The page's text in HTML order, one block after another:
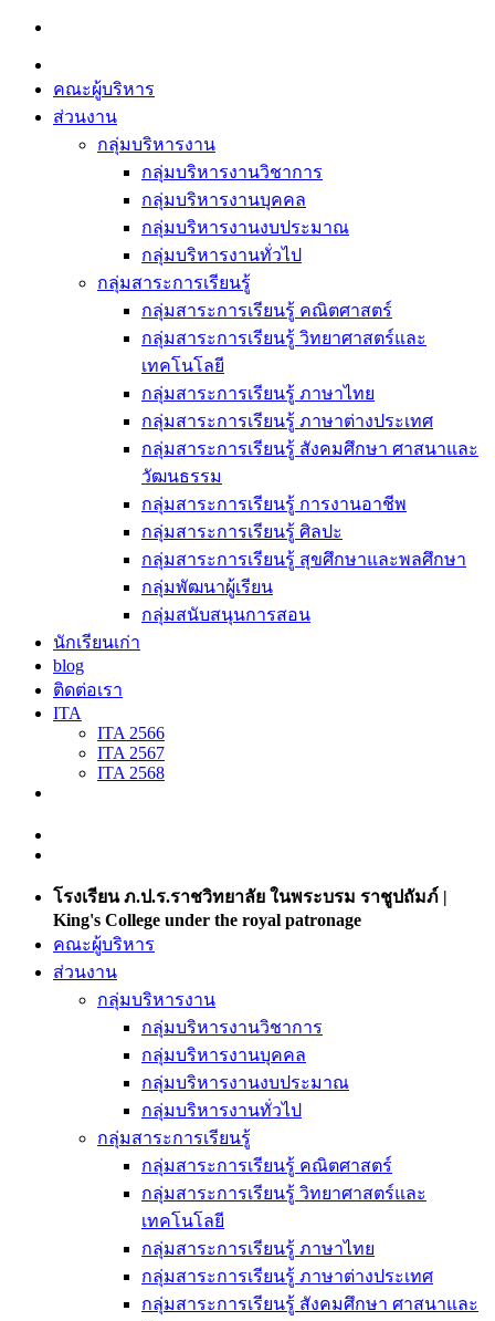
Skip
content
คณะผู้บริหาร
ส่วนงาน
กลุ่มบริหารงาน
กลุ่มบริหารงานวิชาการ
กลุ่มบริหารงานบุคคล
กลุ่มบริหารงานงบประมาณ
กลุ่มบริหารงานทั่วไป
กลุ่มสาระการเรียนรู้
กลุ่มสาระการเรียนรู้ คณิตศาสตร์
กลุ่มสาระการเรียนรู้ วิทยาศาสตร์และ
เทคโนโลยี
กลุ่มสาระการเรียนรู้ ภาษาไทย
กลุ่มสาระการเรียนรู้ ภาษาต่างประเทศ
กลุ่มสาระการเรียนรู้ สังคมศึกษา ศาสนาและ
วัฒนธรรม
กลุ่มสาระการเรียนรู้ การงานอาชีพ
กลุ่มสาระการเรียนรู้ ศิลปะ
กลุ่มสาระการเรียนรู้ สุขศึกษาและพลศึกษา
กลุ่มพัฒนาผู้เรียน
กลุ่มสนับสนุนการสอน
นักเรียนเก่า
blog
ติดต่อเรา
ITA
ITA 2566
ITA 2567
ITA 2568
โรงเรียน ภ.ป.ร.ราชวิทยาลัย ในพระบรม ราชูปถัมภ์ |
King's College under the royal patronage
คณะผู้บริหาร
ส่วนงาน
กลุ่มบริหารงาน
กลุ่มบริหารงานวิชาการ
กลุ่มบริหารงานบุคคล
กลุ่มบริหารงานงบประมาณ
กลุ่มบริหารงานทั่วไป
กลุ่มสาระการเรียนรู้
กลุ่มสาระการเรียนรู้ คณิตศาสตร์
กลุ่มสาระการเรียนรู้ วิทยาศาสตร์และ
เทคโนโลยี
กลุ่มสาระการเรียนรู้ ภาษาไทย
กลุ่มสาระการเรียนรู้ ภาษาต่างประเทศ
กลุ่มสาระการเรียนรู้ สังคมศึกษา ศาสนาและ